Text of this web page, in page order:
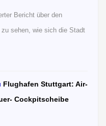
Bericht über den
sehen, wie sich die Stadt
Flughafen Stuttgart: Air-
Cockpitscheibe